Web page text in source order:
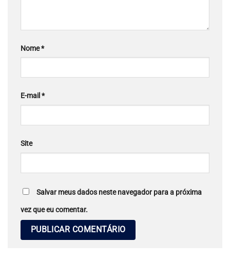
Nome*
E-mail*
Site
Salvar meus dados neste navegador para a próxima
vez que eu comentar.